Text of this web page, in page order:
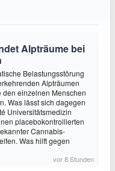
Alpträume bei
Belastungsstörung
Alpträumen
den einzelnen Menschen
Was lässt sich dagegen
Universitätsmedizin
placebokontrollierten
Cannabis-
Was hilft gegen
vor 8 Stunden